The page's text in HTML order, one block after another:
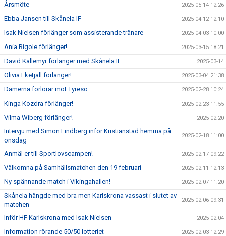
Årsmöte 2025-05-14 12:26
Ebba Jansen till Skånela IF 2025-04-12 12:10
Isak Nielsen förlänger som assisterande tränare 2025-04-03 10:00
Ania Rigole förlänger! 2025-03-15 18:21
David Källemyr förlänger med Skånela IF 2025-03-14
Olivia Eketjäll förlänger! 2025-03-04 21:38
Damerna förlorar mot Tyresö 2025-02-28 10:24
Kinga Kozdra förlänger! 2025-02-23 11:55
Vilma Wiberg förlänger! 2025-02-20
Intervju med Simon Lindberg inför Kristianstad hemma på
onsdag
2025-02-18 11:00
Anmäl er till Sportlovscampen! 2025-02-17 09:22
Välkomna på Samhällsmatchen den 19 februari 2025-02-11 12:13
Ny spännande match i Vikingahallen! 2025-02-07 11:20
Skånela hängde med bra men Karlskrona vassast i slutet av
matchen
2025-02-06 09:31
Inför HF Karlskrona med Isak Nielsen 2025-02-04
Information rörande 50/50 lotteriet 2025-02-03 12:29